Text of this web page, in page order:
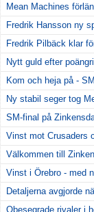
Mean Machines
Fredrik Hansson ny
Fredrik Pilbäck klar
Nytt guld efter
Kom och heja på -
Ny stabil seger tog
SM-final på
Vinst mot Crusaders
Välkommen till
Vinst i Örebro - med
Detaljerna avgjorde
Obesegrade rivaler i